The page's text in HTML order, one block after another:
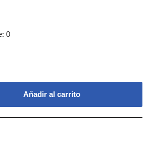
0
Añadir al carrito